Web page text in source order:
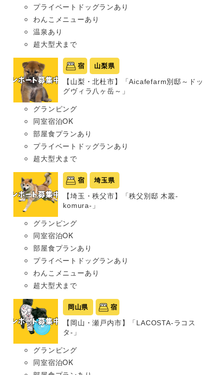
プライベートドッグランあり
わんこメニューあり
温泉あり
超大型犬まで
宿 山梨県
【山梨・北杜市】「Aicafefarm別邸～ドッ
グヴィラ八ヶ岳～」
グランピング
同室宿泊OK
部屋食プランあり
プライベートドッグランあり
超大型犬まで
宿 埼玉県
【埼玉・秩父市】「秩父別邸 木叢-
komura-」
グランピング
同室宿泊OK
部屋食プランあり
プライベートドッグランあり
わんこメニューあり
超大型犬まで
岡山県 宿
【岡山・瀬戸内市】「LACOSTA-ラコス
タ-」
グランピング
同室宿泊OK